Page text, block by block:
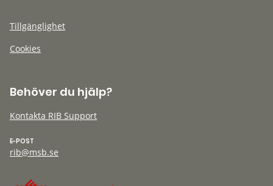
Tillgänglighet
Cookies
Behöver du hjälp?
Kontakta RIB Support
E-POST
rib@msb.se